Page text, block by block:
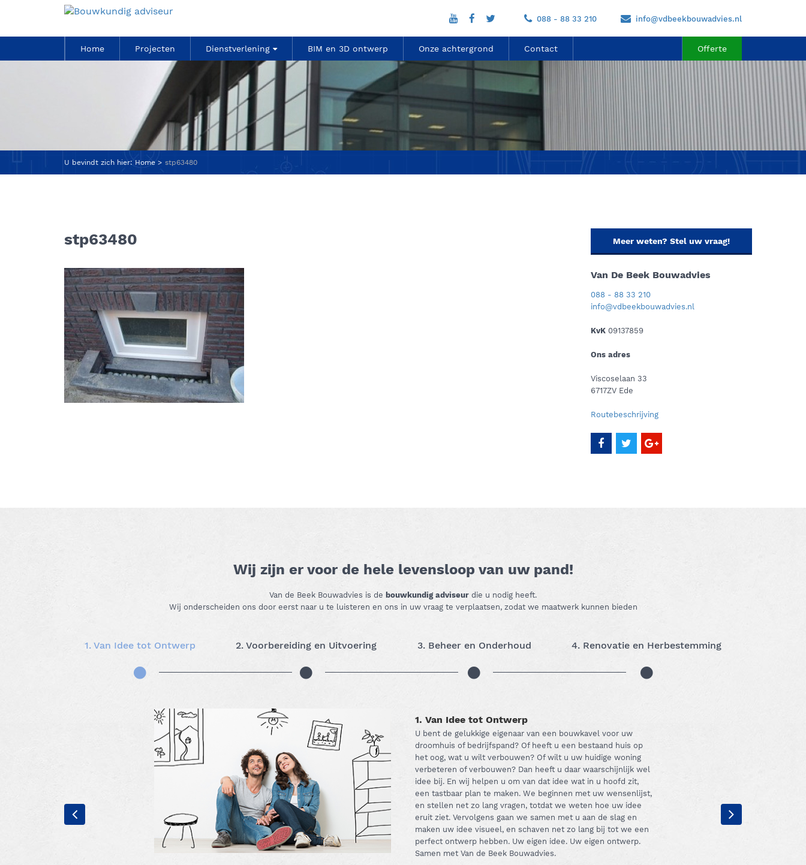
088 - 88 33 210 info@vdbeekbouwadvies.nl
Home Projecten Dienstverlening BIM en 3D ontwerp Onze achtergrond Contact Offerte
U bevindt zich hier: Home stp63480
stp63480 Meer weten? Stel uw vraag!
Van De Beek Bouwadvies
088 - 88 33 210
info@vdbeekbouwadvies.nl
KvK09137859
Ons adres
Viscoselaan 33
6717ZV Ede
Routebeschrijving
Wij zijn er voor de hele levensloop van uw pand!
Van de Beek Bouwadvies is de bouwkundig adviseur die u nodig heeft.
Wij onderscheiden ons door eerst naar u te luisteren en ons in uw vraag te verplaatsen, zodat we maatwerk kunnen bieden
1. Van Idee tot Ontwerp 2. Voorbereiding en Uitvoering 3. Beheer en Onderhoud 4. Renovatie en Herbestemming
1. Van Idee tot Ontwerp
U bent de gelukkige eigenaar van een bouwkavel voor uw
droomhuis of bedrijfspand? Of heeft u een bestaand huis op
het oog, wat u wilt verbouwen? Of wilt u uw huidige woning
verbeteren of verbouwen? Dan heeft u daar waarschijnlijk wel
idee bij. En wij helpen u om van dat idee wat in u hoofd zit,
een tastbaar plan te maken. We beginnen met uw wensenlijst,
en stellen net zo lang vragen, totdat we weten hoe uw idee
eruit ziet. Vervolgens gaan we samen met u aan de slag en
maken uw idee visueel, en schaven net zo lang bij tot we een
perfect ontwerp hebben. Uw eigen idee. Uw eigen ontwerp.
Samen met Van de Beek Bouwadvies.